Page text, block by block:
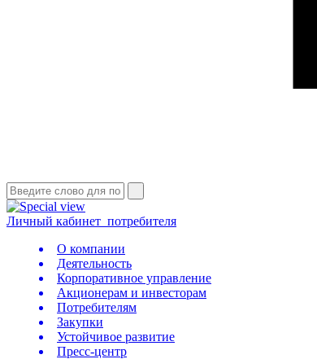
Личный кабинет потребителя
О компании
Деятельность
Корпоративное управление
Акционерам и инвесторам
Потребителям
Закупки
Устойчивое развитие
Пресс-центр